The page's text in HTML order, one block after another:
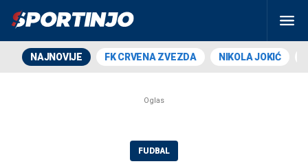
NAJNOVIJE FK CRVENA ZVEZDA NIKOLA JOKIĆ
FUDBAL